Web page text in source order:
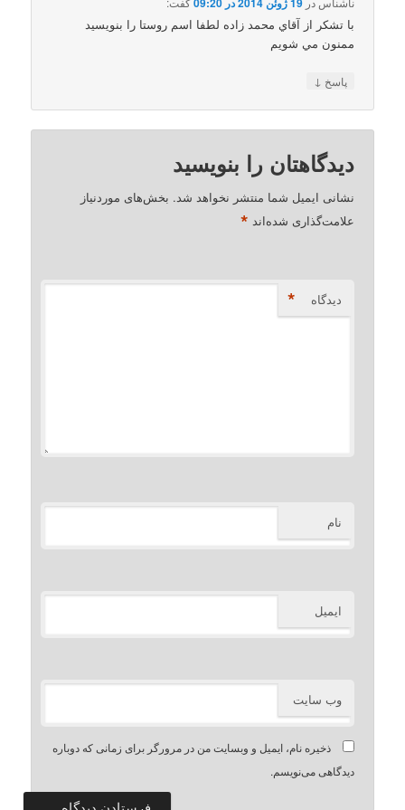
با تشکر از آقاي محمد زاده لطفا اسم روستا را بنويسيد
ممنون مي شويم
پاسخ ↓
دیدگاهتان را بنویسید
نشانی ایمیل شما منتشر نخواهد شد. بخش‌های موردنیاز
علامت‌گذاری شده‌اند *
دیدگاه *
نام
ایمیل
وب‌ سایت
ذخیره نام، ایمیل و وبسایت من در مرورگر برای زمانی که دوباره
دیدگاهی می‌نویسم.